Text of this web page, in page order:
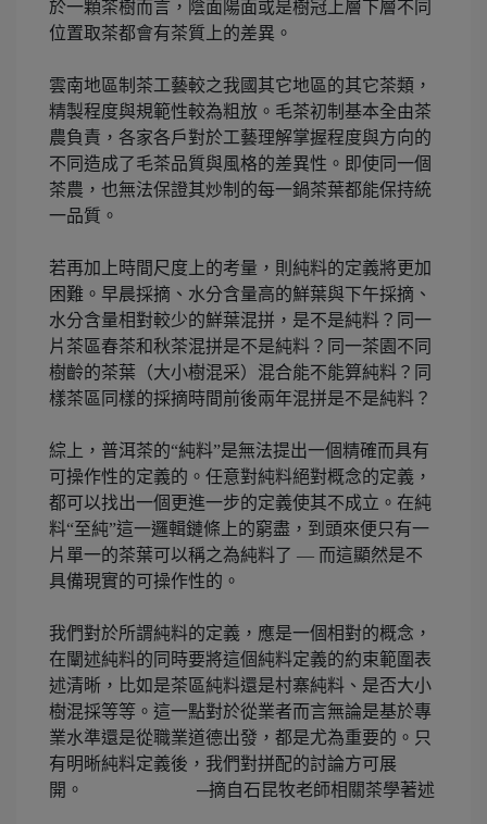
於一顆茶樹而言，陰面陽面或是樹冠上層下層不同
位置取茶都會有茶質上的差異。
雲南地區制茶工藝較之我國其它地區的其它茶類，
精製程度與規範性較為粗放。毛茶初制基本全由茶
農負責，各家各戶對於工藝理解掌握程度與方向的
不同造成了毛茶品質與風格的差異性。即使同一個
茶農，也無法保證其炒制的每一鍋茶葉都能保持統
一品質。
若再加上時間尺度上的考量，則純料的定義將更加
困難。早晨採摘、水分含量高的鮮葉與下午採摘、
水分含量相對較少的鮮葉混拼，是不是純料？同一
片茶區春茶和秋茶混拼是不是純料？同一茶園不同
樹齡的茶葉（大小樹混采）混合能不能算純料？同
樣茶區同樣的採摘時間前後兩年混拼是不是純料？
綜上，普洱茶的“純料”是無法提出一個精確而具有
可操作性的定義的。任意對純料絕對概念的定義，
都可以找出一個更進一步的定義使其不成立。在純
料“至純”這一邏輯鏈條上的窮盡，到頭來便只有一
片單一的茶葉可以稱之為純料了 — 而這顯然是不
具備現實的可操作性的。
我們對於所謂純料的定義，應是一個相對的概念，
在闡述純料的同時要將這個純料定義的約束範圍表
述清晰，比如是茶區純料還是村寨純料、是否大小
樹混採等等。這一點對於從業者而言無論是基於專
業水準還是從職業道德出發，都是尤為重要的。只
有明晰純料定義後，我們對拼配的討論方可展
開。 ─摘自石昆牧老師相關茶學著述